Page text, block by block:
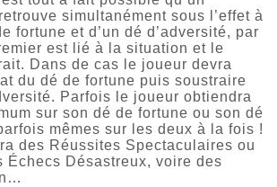
simultanément sous l’effet à
fortune et d’un dé d’adversité, par
est lié à la situation et le
Dans de cas le joueur devra
du dé de fortune puis soustraire
Parfois le joueur obtiendra
sur son dé de fortune ou son dé
mêmes sur les deux à la fois !
des Réussites Spectaculaires ou
Échecs Désastreux, voire des